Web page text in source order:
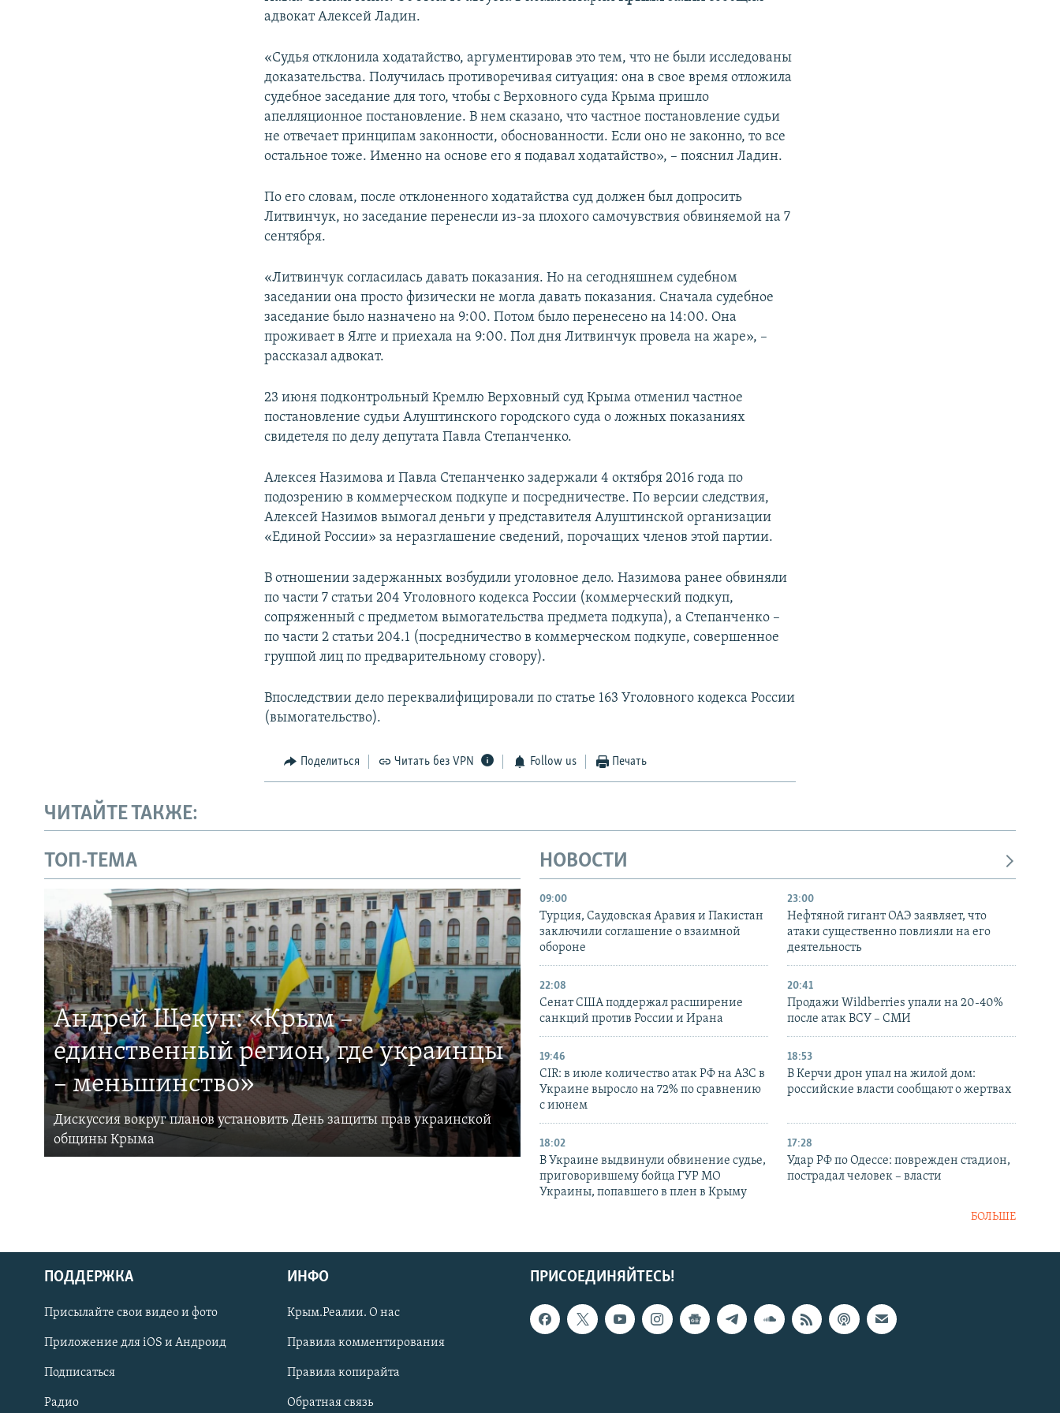
Українською
Qırımtatar
ПРИСОЕДИНЯЙТЕСЬ!
адвокат Алексей Ладин.
«Судья отклонила ходатайство, аргументировав это тем, что не были исследованы
доказательства. Получилась противоречивая ситуация: она в свое время отложила
судебное заседание для того, чтобы с Верховного суда Крыма пришло
апелляционное постановление. В нем сказано, что частное постановление судьи
не отвечает принципам законности, обоснованности. Если оно не законно, то все
остальное тоже. Именно на основе его я подавал ходатайство», – пояснил Ладин.
По его словам, после отклоненного ходатайства суд должен был допросить
Литвинчук, но заседание перенесли из-за плохого самочувствия обвиняемой на 7
сентября.
«Литвинчук согласилась давать показания. Но на сегодняшнем судебном
заседании она просто физически не могла давать показания. Сначала судебное
заседание было назначено на 9:00. Потом было перенесено на 14:00. Она
проживает в Ялте и приехала на 9:00. Пол дня Литвинчук провела на жаре», –
рассказал адвокат.
23 июня подконтрольный Кремлю Верховный суд Крыма отменил частное
постановление судьи Алуштинского городского суда о ложных показаниях
свидетеля по делу депутата Павла Степанченко.
Алексея Назимова и Павла Степанченко задержали 4 октября 2016 года по
подозрению в коммерческом подкупе и посредничестве. По версии следствия,
Алексей Назимов вымогал деньги у представителя Алуштинской организации
«Единой России» за неразглашение сведений, порочащих членов этой партии.
В отношении задержанных возбудили уголовное дело. Назимова ранее обвиняли
по части 7 статьи 204 Уголовного кодекса России (коммерческий подкуп,
сопряженный с предметом вымогательства предмета подкупа), а Степанченко –
по части 2 статьи 204.1 (посредничество в коммерческом подкупе, совершенное
группой лиц по предварительному сговору).
Впоследствии дело переквалифицировали по статье 163 Уголовного кодекса России
(вымогательство).
Поделиться Читать без VPN Follow us Печать
ЧИТАЙТЕ ТАКЖЕ:
ТОП-ТЕМА
Андрей Щекун: «Крым –
единственный регион, где украинцы
– меньшинство»
Дискуссия вокруг планов установить День защиты прав украинской
общины Крыма
НОВОСТИ
09:00
Турция, Саудовская Аравия и Пакистан
заключили соглашение о взаимной
обороне
23:00
Нефтяной гигант ОАЭ заявляет, что
атаки существенно повлияли на его
деятельность
22:08
Сенат США поддержал расширение
санкций против России и Ирана
20:41
Продажи Wildberries упали на 20-40%
после атак ВСУ – СМИ
19:46
CIR: в июле количество атак РФ на АЗС в
Украине выросло на 72% по сравнению
с июнем
18:53
В Керчи дрон упал на жилой дом:
российские власти сообщают о жертвах
18:02
В Украине выдвинули обвинение судье,
приговорившему бойца ГУР МО
Украины, попавшего в плен в Крыму
17:28
Удар РФ по Одессе: поврежден стадион,
пострадал человек – власти
БОЛЬШЕ
ПРИСОЕДИНЯЙТЕСЬ!
ПОДДЕРЖКА
Присылайте свои видео и фото
Приложение для iOS и Андроид
Подписаться
Радио
ИНФО
Крым.Реалии. О нас
Правила комментирования
Правила копирайта
Обратная связь